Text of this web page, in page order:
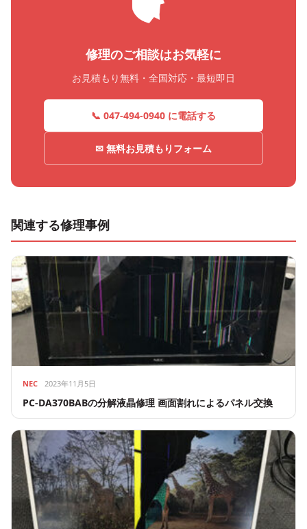
修理のご相談はお気軽に
お見積もり無料・全国対応・最短即日
📞 047-494-0940 に電話する
✉ 無料お見積もりフォーム
関連する修理事例
NEC 2023年11月5日
PC-DA370BABの分解液晶修理 画面割れによるパネル交換